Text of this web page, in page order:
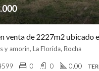
venta de 2227m2 ubicado
y amorin, La Florida, Rocha
0 0 0.00